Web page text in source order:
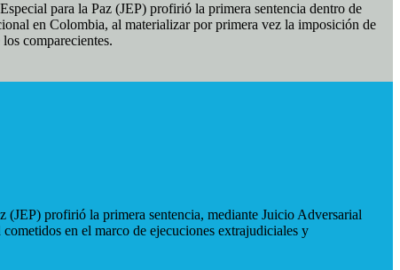
para la Paz (JEP) profirió la primera sentencia dentro de
en Colombia, al materializar por primera vez la imposición de
comparecientes.
(JEP) profirió la primera sentencia, mediante Juicio Adversarial
en el marco de ejecuciones extrajudiciales y